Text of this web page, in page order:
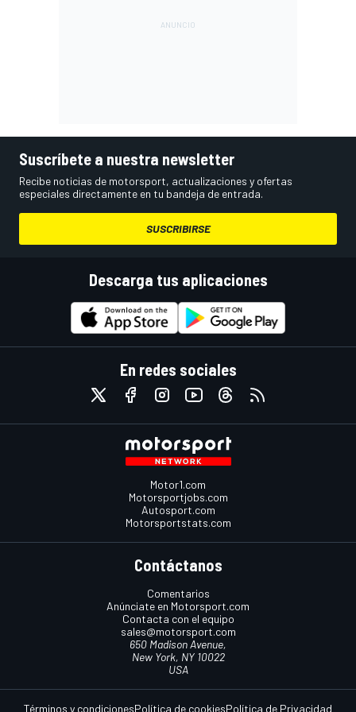
Suscríbete a nuestra newsletter
Recibe noticias de motorsport, actualizaciones y ofertas
especiales directamente en tu bandeja de entrada.
SUSCRIBIRSE
Descarga tus aplicaciones
En redes sociales
Motor1.com
Motorsportjobs.com
Autosport.com
Motorsportstats.com
Contáctanos
Comentarios
Anúnciate en Motorsport.com
Contacta con el equipo
sales@motorsport.com
650 Madison Avenue,
New York, NY 10022
USA
Términos y condicionesPolítica de cookiesPolítica de Privacidad